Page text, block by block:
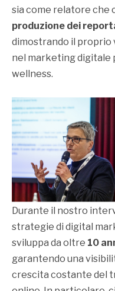
sia come relatore che
produzione dei
dimostrando il proprio
nel marketing digitale
wellness.
Durante il nostro
strategie di digital
sviluppa da oltre 10
garantendo una
crescita costante del